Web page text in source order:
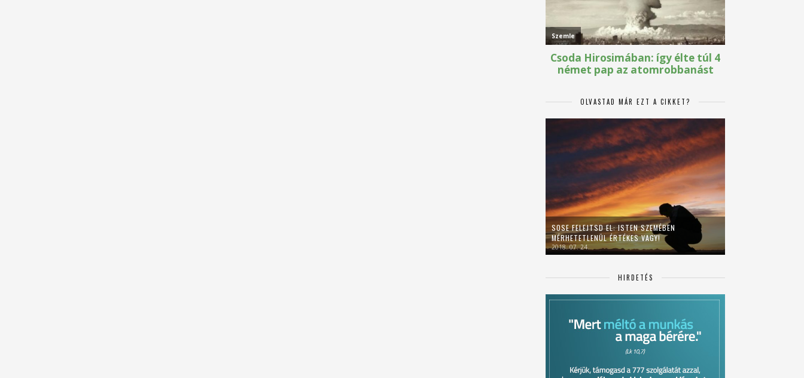
OLVASTAD MÁR EZT A CIKKET?
SOSE FELEJTSD EL: ISTEN SZEMÉBEN
MÉRHETETLENÜL ÉRTÉKES VAGY!
2018. 07. 24.
HIRDETÉS